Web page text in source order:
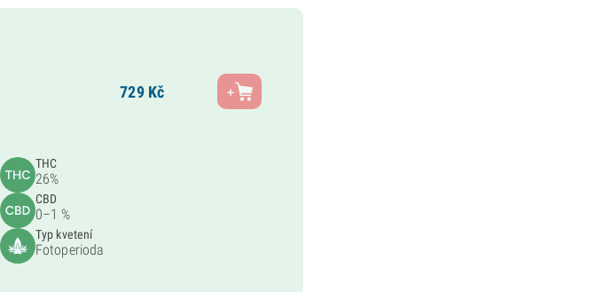
729Kč
THC
26%
CBD
0–1 %
Typ kvetení
Fotoperioda